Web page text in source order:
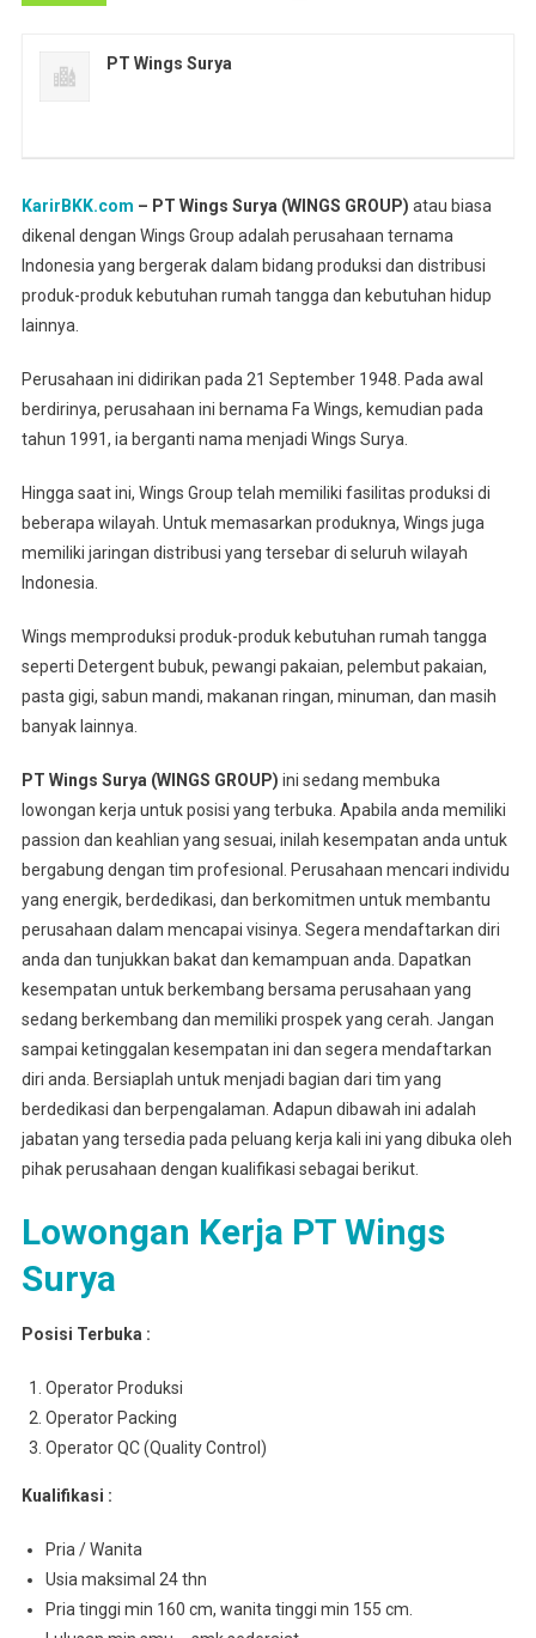
PT Wings Surya
KarirBKK.com – PT Wings Surya (WINGS GROUP) atau biasa
dikenal dengan Wings Group adalah perusahaan ternama
Indonesia yang bergerak dalam bidang produksi dan distribusi
produk-produk kebutuhan rumah tangga dan kebutuhan hidup
lainnya.
Perusahaan ini didirikan pada 21 September 1948. Pada awal
berdirinya, perusahaan ini bernama Fa Wings, kemudian pada
tahun 1991, ia berganti nama menjadi Wings Surya.
Hingga saat ini, Wings Group telah memiliki fasilitas produksi di
beberapa wilayah. Untuk memasarkan produknya, Wings juga
memiliki jaringan distribusi yang tersebar di seluruh wilayah
Indonesia.
Wings memproduksi produk-produk kebutuhan rumah tangga
seperti Detergent bubuk, pewangi pakaian, pelembut pakaian,
pasta gigi, sabun mandi, makanan ringan, minuman, dan masih
banyak lainnya.
PT Wings Surya (WINGS GROUP) ini sedang membuka
lowongan kerja untuk posisi yang terbuka. Apabila anda memiliki
passion dan keahlian yang sesuai, inilah kesempatan anda untuk
bergabung dengan tim profesional. Perusahaan mencari individu
yang energik, berdedikasi, dan berkomitmen untuk membantu
perusahaan dalam mencapai visinya. Segera mendaftarkan diri
anda dan tunjukkan bakat dan kemampuan anda. Dapatkan
kesempatan untuk berkembang bersama perusahaan yang
sedang berkembang dan memiliki prospek yang cerah. Jangan
sampai ketinggalan kesempatan ini dan segera mendaftarkan
diri anda. Bersiaplah untuk menjadi bagian dari tim yang
berdedikasi dan berpengalaman. Adapun dibawah ini adalah
jabatan yang tersedia pada peluang kerja kali ini yang dibuka oleh
pihak perusahaan dengan kualifikasi sebagai berikut.
Lowongan Kerja PT Wings
Surya
Posisi Terbuka :
Operator Produksi
Operator Packing
Operator QC (Quality Control)
Kualifikasi :
Pria / Wanita
Usia maksimal 24 thn
Pria tinggi min 160 cm, wanita tinggi min 155 cm.